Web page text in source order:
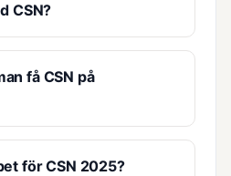
CSN?
få CSN på
för CSN 2025?